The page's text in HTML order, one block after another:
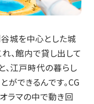
城を中心とした城
、館内で貸し出して
、江戸時代の暮らし
できるんです。CG
ラマの中で動き回